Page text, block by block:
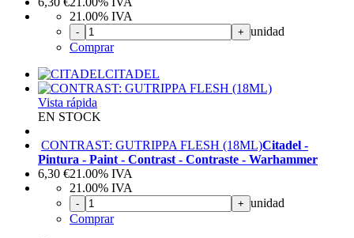
21.00% IVA
- + unidad
Comprar
CITADEL
Vista rápida
EN STOCK
CONTRAST: GUTRIPPA FLESH (18ML)Citadel -
Pintura - Paint - Contrast - Contraste - Warhammer
6,30 €21.00% IVA
21.00% IVA
- + unidad
Comprar